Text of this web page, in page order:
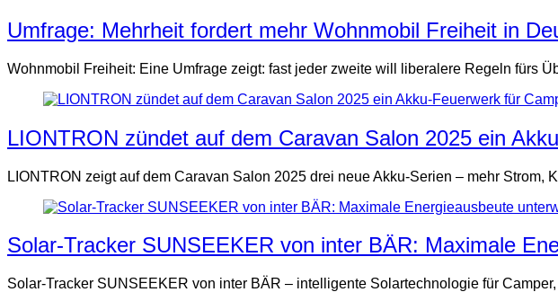
Umfrage: Mehrheit fordert mehr Wohnmobil Freiheit in
Wohnmobil Freiheit: Eine Umfrage zeigt: fast jeder zweite will liberalere Regeln fürs
LIONTRON zündet auf dem Caravan Salon 2025 ein
LIONTRON zeigt auf dem Caravan Salon 2025 drei neue Akku-Serien – mehr Strom,
Solar-Tracker SUNSEEKER von inter BÄR: Maximale
Solar-Tracker SUNSEEKER von inter BÄR – intelligente Solartechnologie für